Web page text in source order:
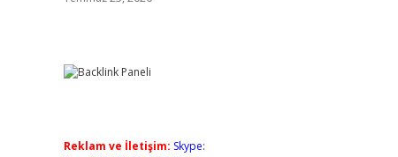
Reklam ve İletişim: Skype: